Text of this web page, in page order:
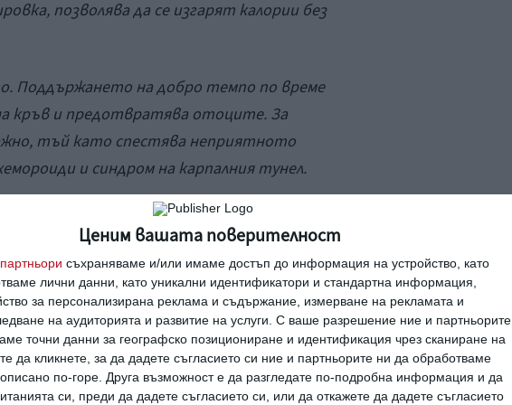
Ценим вашата поверителност
партньори съхраняваме и/или имаме достъп до информация на устройство, като
лични данни, като уникални идентификатори и стандартна информация,
за персонализирана реклама и съдържание, измерване на рекламата и
на аудиторията и развитие на услуги. С ваше разрешение ние и партньорите
точни данни за географско позициониране и идентификация чрез сканиране на
да кликнете, за да дадете съгласието си ние и партньорите ни да обработваме
описано по-горе. Друга възможност е да разгледате по-подробна информация и да
си, преди да дадете съгласието си, или да откажете да дадете съгласието
позволява да се изгарят калории без
Поддържането на добро темпо по време
кръв и предотвратява отоците. За
тъй като спестява неприятното
и синдром на карпалния тунел.
така и от тренираността на
време е около 30 минути.
от бременността е препоръчително
един час, за да има действителна полза
и е добре да бъдат разделени на 3, 4 или